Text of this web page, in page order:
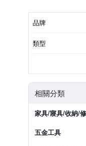
品牌
類型
相關分類
家具/寢具/收納/
五金工具